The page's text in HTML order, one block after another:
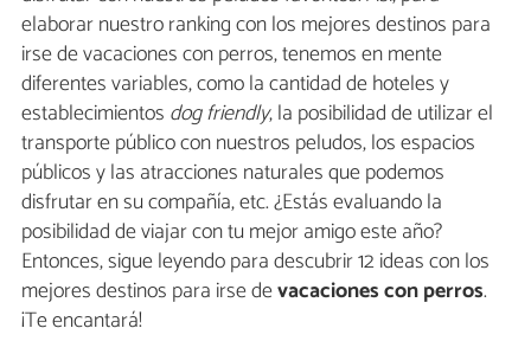
elaborar nuestro ranking con los mejores destinos para
irse de vacaciones con perros, tenemos en mente
diferentes variables, como la cantidad de hoteles y
establecimientos dog friendly, la posibilidad de utilizar el
transporte público con nuestros peludos, los espacios
públicos y las atracciones naturales que podemos
disfrutar en su compañía, etc. ¿Estás evaluando la
posibilidad de viajar con tu mejor amigo este año?
Entonces, sigue leyendo para descubrir 12 ideas con los
mejores destinos para irse devacaciones con perros.
¡Te encantará!